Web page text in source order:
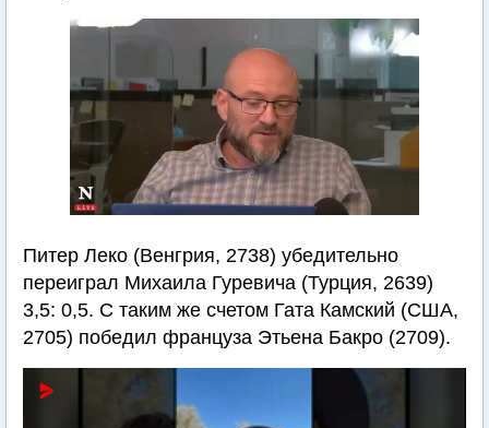
Питер Леко (Венгрия, 2738) убедительно
переиграл Михаила Гуревича (Турция, 2639)
3,5: 0,5. С таким же счетом Гата Камский (США,
2705) победил француза Этьена Бакро (2709).